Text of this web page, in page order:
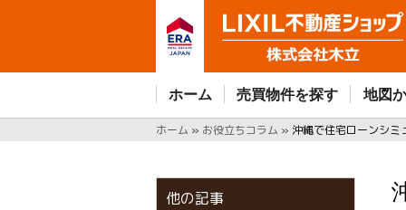
ホーム 売買物件を探す 地図
ホーム » お役立ちコラム » 沖縄で住宅ローンシ
他の記事